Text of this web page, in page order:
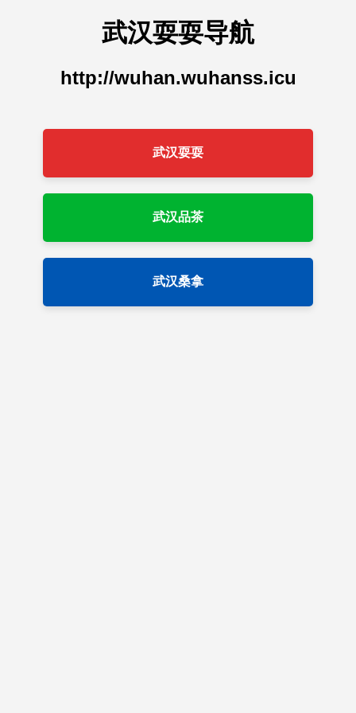
武汉耍耍导航
http://wuhan.wuhanss.icu
武汉耍耍
武汉品茶
武汉桑拿